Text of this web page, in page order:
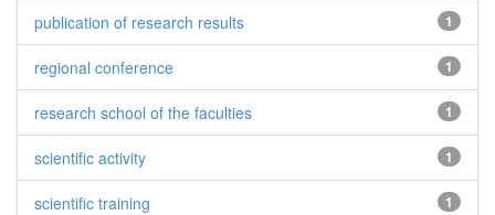
1
publication of research results
1
regional conference
1
research school of the faculties
1
scientific activity
1
scientific training